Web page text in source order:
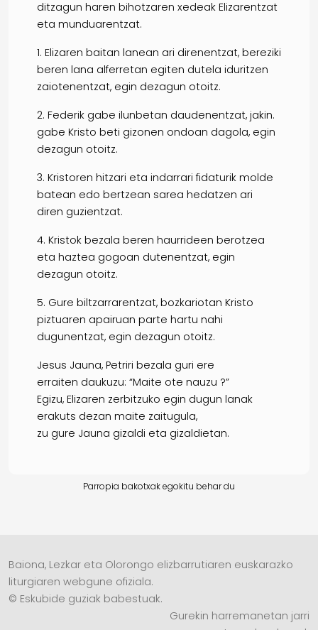
ditzagun haren bihotzaren xedeak Elizarentzat
eta munduarentzat.
1. Elizaren baitan lanean ari direnentzat, bereziki
beren lana alferretan egiten dutela iduritzen
zaiotenentzat, egin dezagun otoitz.
2. Federik gabe ilunbetan daudenentzat, jakin.
gabe Kristo beti gizonen ondoan dagola, egin
dezagun otoitz.
3. Kristoren hitzari eta indarrari fidaturik molde
batean edo bertzean sarea hedatzen ari
diren guzientzat.
4. Kristok bezala beren haurrideen berotzea
eta haztea gogoan dutenentzat, egin
dezagun otoitz.
5. Gure biltzarrarentzat, bozkariotan Kristo
piztuaren apairuan parte hartu nahi
dugunentzat, egin dezagun otoitz.
Jesus Jauna, Petriri bezala guri ere
erraiten daukuzu: “Maite ote nauzu ?”
Egizu, Elizaren zerbitzuko egin dugun lanak
erakuts dezan maite zaitugula,
zu gure Jauna gizaldi eta gizaldietan.
Parropia bakotxak egokitu behar du
Baiona, Lezkar eta Olorongo elizbarrutiaren euskarazko
liturgiaren webgune ofiziala.
© Eskubide guziak babestuak.
Gurekin harremanetan jarri